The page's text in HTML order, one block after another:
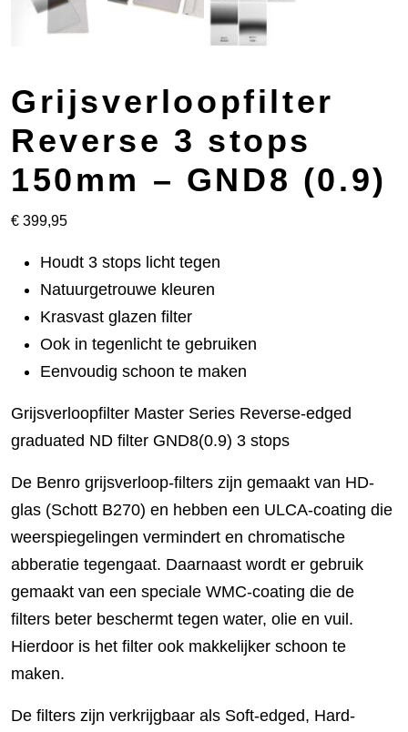
Grijsverloopfilter
Reverse 3 stops
150mm – GND8 (0.9)
€ 399,95
Houdt 3 stops licht tegen
Natuurgetrouwe kleuren
Krasvast glazen filter
Ook in tegenlicht te gebruiken
Eenvoudig schoon te maken
Grijsverloopfilter Master Series Reverse-edged
graduated ND filter GND8(0.9) 3 stops
De Benro grijsverloop-filters zijn gemaakt van HD-
glas (Schott B270) en hebben een ULCA-coating die
weerspiegelingen vermindert en chromatische
abberatie tegengaat. Daarnaast wordt er gebruik
gemaakt van een speciale WMC-coating die de
filters beter beschermt tegen water, olie en vuil.
Hierdoor is het filter ook makkelijker schoon te
maken.
De filters zijn verkrijgbaar als Soft-edged, Hard-